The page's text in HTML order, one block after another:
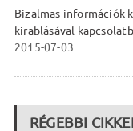
Bizalmas információk
kirablásával
2015-07-03
RÉGEBBI